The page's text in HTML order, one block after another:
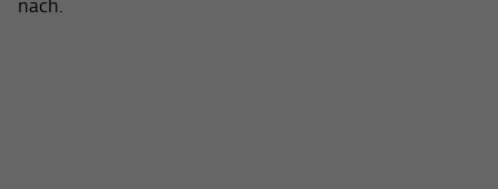
nach.